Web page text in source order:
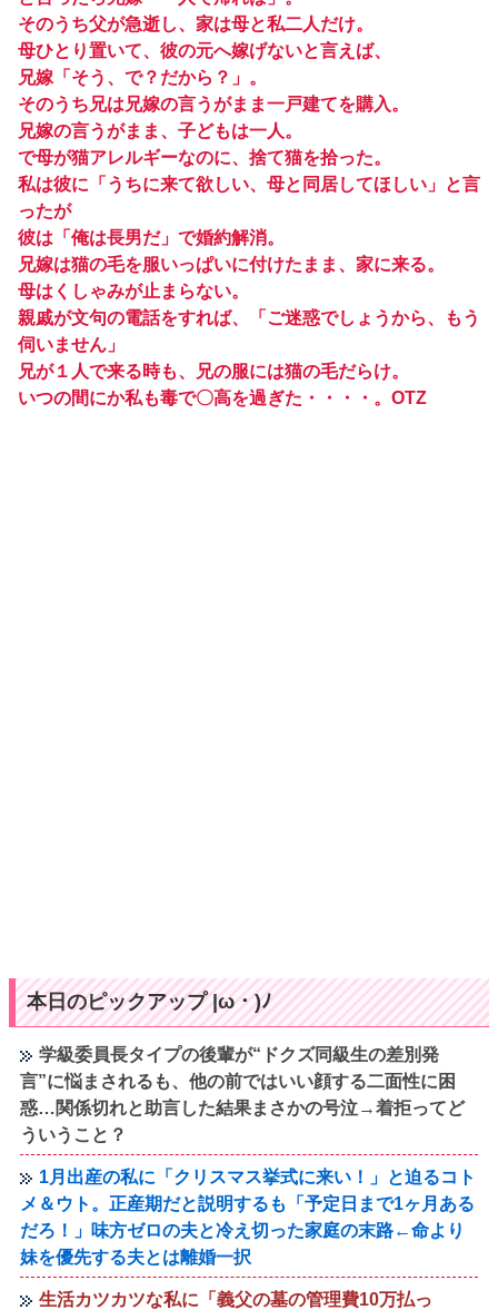
そのうち父が急逝し、家は母と私二人だけ。
母ひとり置いて、彼の元へ嫁げないと言えば、
兄嫁「そう、で？だから？」。
そのうち兄は兄嫁の言うがまま一戸建てを購入。
兄嫁の言うがまま、子どもは一人。
で母が猫アレルギーなのに、捨て猫を拾った。
私は彼に「うちに来て欲しい、母と同居してほしい」と言
ったが
彼は「俺は長男だ」で婚約解消。
兄嫁は猫の毛を服いっぱいに付けたまま、家に来る。
母はくしゃみが止まらない。
親戚が文句の電話をすれば、「ご迷惑でしょうから、もう
伺いません」
兄が１人で来る時も、兄の服には猫の毛だらけ。
いつの間にか私も毒で〇高を過ぎた・・・・。OTZ
本日のピックアップ |ω・)ﾉ
学級委員長タイプの後輩が“ドクズ同級生の差別発
言”に悩まされるも、他の前ではいい顔する二面性に困
惑…関係切れと助言した結果まさかの号泣→着拒ってど
ういうこと？
1月出産の私に「クリスマス挙式に来い！」と迫るコト
メ＆ウト。正産期だと説明するも「予定日まで1ヶ月ある
だろ！」味方ゼロの夫と冷え切った家庭の末路←命より
妹を優先する夫とは離婚一択
生活カツカツな私に「義父の墓の管理費10万払っ